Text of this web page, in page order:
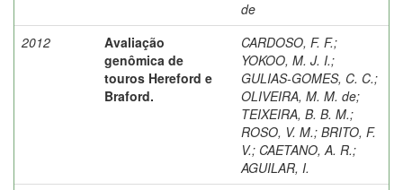
de
2012
Avaliação
genômica de
touros Hereford e
Braford.
CARDOSO, F. F.;
YOKOO, M. J. I.;
GULIAS-GOMES, C. C.;
OLIVEIRA, M. M. de;
TEIXEIRA, B. B. M.;
ROSO, V. M.; BRITO, F.
V.; CAETANO, A. R.;
AGUILAR, I.